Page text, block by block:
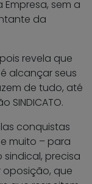
sem a
da
revela que
alcançar seus
de tudo, até
conquistas
muito – para
precisa
oposição, que